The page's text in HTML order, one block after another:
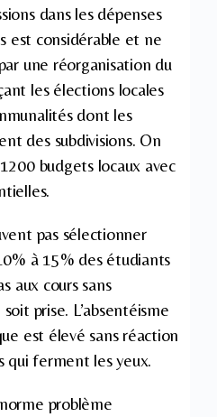
dans les dépenses
est considérable et ne
une réorganisation du
les élections locales
dont les
des subdivisions. On
budgets locaux avec
pas sélectionner
à 15% des étudiants
aux cours sans
prise. L’absentéisme
est élevé sans réaction
qui ferment les yeux.
problème